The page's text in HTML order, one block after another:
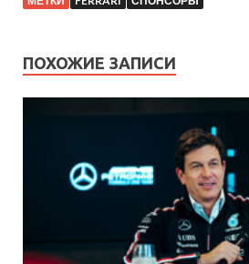
ПОХОЖИЕ ЗАПИСИ